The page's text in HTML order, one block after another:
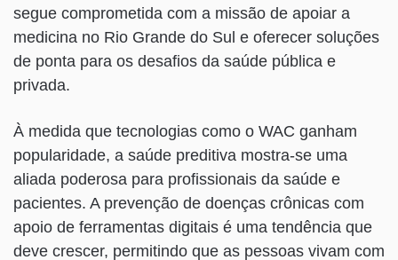
segue comprometida com a missão de apoiar a
medicina no Rio Grande do Sul e oferecer soluções
de ponta para os desafios da saúde pública e
privada.
À medida que tecnologias como o WAC ganham
popularidade, a saúde preditiva mostra-se uma
aliada poderosa para profissionais da saúde e
pacientes. A prevenção de doenças crônicas com
apoio de ferramentas digitais é uma tendência que
deve crescer, permitindo que as pessoas vivam com